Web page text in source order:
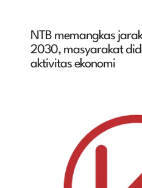
NTB memangkas
2030, masyarakat
aktivitas ekonomi